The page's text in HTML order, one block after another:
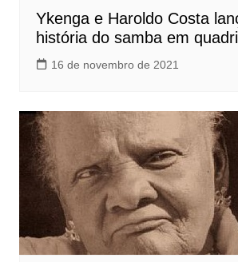
Ykenga e Haroldo Costa
história do samba em
16 de novembro de 2021